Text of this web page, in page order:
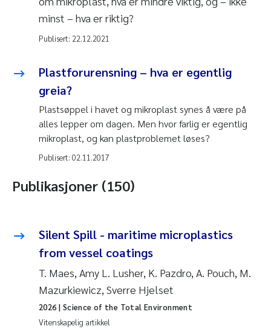
minst – hva er riktig?
Publisert: 22.12.2021
Plastforurensning – hva er egentlig
greia?
Plastsøppel i havet og mikroplast synes å være på
alles lepper om dagen. Men hvor farlig er egentlig
mikroplast, og kan plastproblemet løses?
Publisert: 02.11.2017
Publikasjoner (150)
Silent Spill - maritime microplastics
from vessel coatings
T. Maes, Amy L. Lusher, K. Pazdro, A. Pouch, M.
Mazurkiewicz, Sverre Hjelset
Vitenskapelig artikkel
2026 | Science of the Total Environment